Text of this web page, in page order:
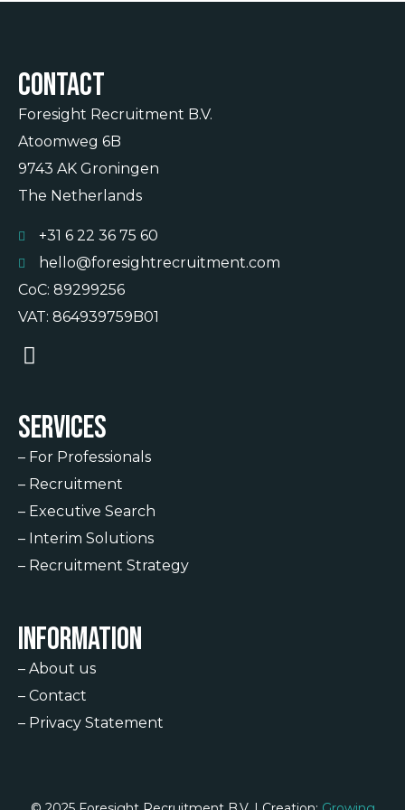
Contact
Foresight Recruitment B.V.
Atoomweg 6B
9743 AK Groningen
The Netherlands
+31 6 22 36 75 60
hello@foresightrecruitment.com
CoC: 89299256
VAT: 864939759B01
Services
– For Professionals
– Recruitment
– Executive Search
– Interim Solutions
– Recruitment Strategy
Information
– About us
– Contact
– Privacy Statement